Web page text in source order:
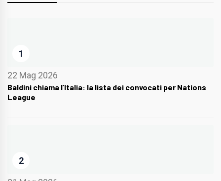
1
22 Mag 2026
Baldini chiama l’Italia: la lista dei convocati per Nations
League
2